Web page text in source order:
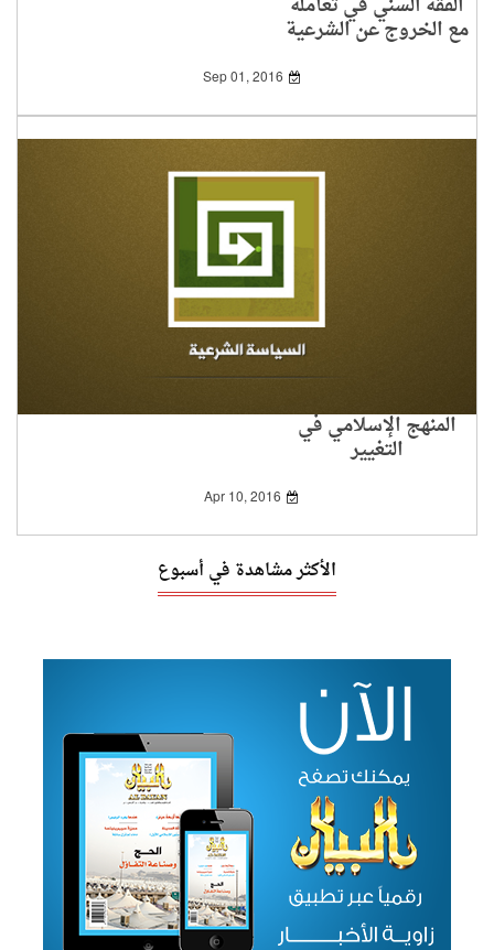
مع الخروج عن الشرعية
Sep 01, 2016
المنهج الإسلامي في
التغيير
Apr 10, 2016
الأكثر مشاهدة في أسبوع